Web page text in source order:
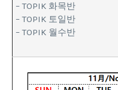
– TOPIK 화목반
– TOPIK 토일반
– TOPIK 월수반